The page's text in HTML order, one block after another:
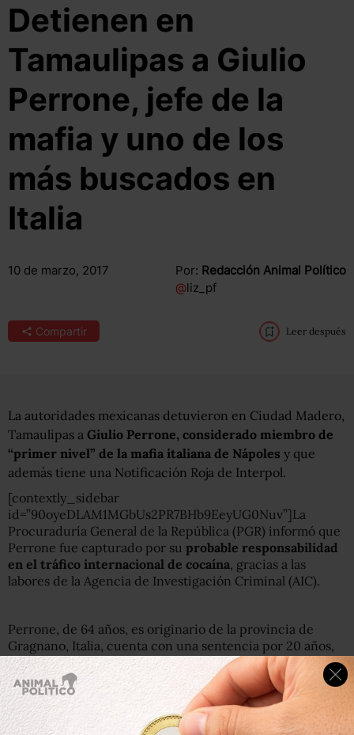
Detienen en
Tamaulipas a Giulio
Perrone, jefe de la
mafia y uno de los
más buscados en
Italia
10 de marzo, 2017 Por: Redacción Animal Político
@liz_pf
Compartir Leer después
La autoridades mexicanas detuvieron en Ciudad Madero,
Tamaulipas a Giulio Perrone, considerado miembro de
“primer nivel” de la mafia italiana de Nápoles y que
además tiene una Notificación Roja de Interpol.
[contextly_sidebar
id=”90oyeDLAM1MGbUs2PR7BHb9EeyUG0Nuv”]La
Procuraduría General de la República (PGR) informó que
Perrone fue capturado por su probable responsabilidad
en el tráfico internacional de cocaína, gracias a las
labores de la Agencia de Investigación Criminal (AIC).
Perrone, de 64 años, es originario de la provincia de
Gragnano, Italia, cuenta con una sentencia por 20 años,
11 meses y ocho días de prisión, otorgada por el Tribunal
de Nápoles y es
uno de los fugitivos más buscados por el
gobierno italiano desde hace más de 10 años.